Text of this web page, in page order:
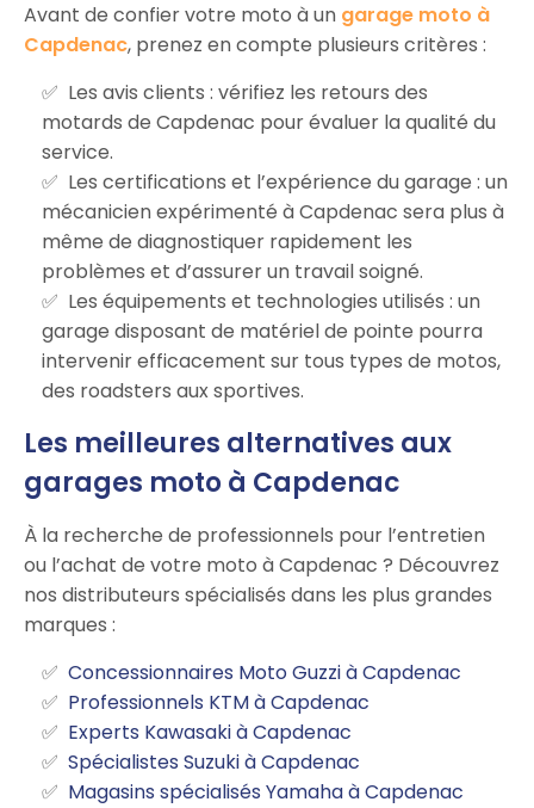
Avant de confier votre moto à un garage moto à
Capdenac, prenez en compte plusieurs critères :
Les avis clients : vérifiez les retours des
motards de Capdenac pour évaluer la qualité du
service.
Les certifications et l’expérience du garage : un
mécanicien expérimenté à Capdenac sera plus à
même de diagnostiquer rapidement les
problèmes et d’assurer un travail soigné.
Les équipements et technologies utilisés : un
garage disposant de matériel de pointe pourra
intervenir efficacement sur tous types de motos,
des roadsters aux sportives.
Les meilleures alternatives aux
garages moto à Capdenac
À la recherche de professionnels pour l’entretien
ou l’achat de votre moto à Capdenac ? Découvrez
nos distributeurs spécialisés dans les plus grandes
marques :
Concessionnaires Moto Guzzi à Capdenac
Professionnels KTM à Capdenac
Experts Kawasaki à Capdenac
Spécialistes Suzuki à Capdenac
Magasins spécialisés Yamaha à Capdenac